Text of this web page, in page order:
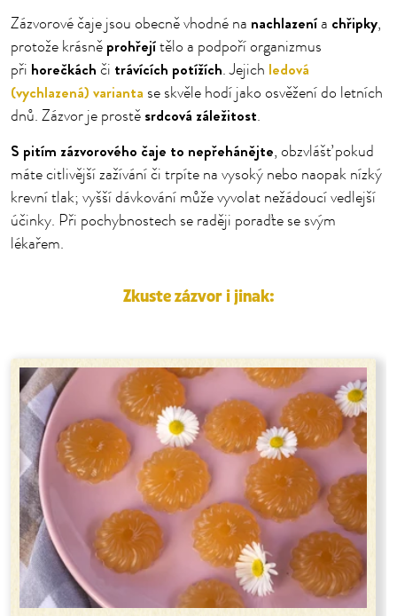
Zázvorové čaje jsou obecně vhodné na nachlazenía chřipky,
protože krásně prohřejítělo a podpoří organizmus
při horečkách či trávících potížích. Jejich ledová
(vychlazená) varianta se skvěle hodí jako osvěžení do letních
dnů. Zázvor je prostě srdcová záležitost.
S pitím zázvorového čaje to nepřehánějte, obzvlášť pokud
máte citlivější zažívání či trpíte na vysoký nebo naopak nízký
krevní tlak; vyšší dávkování může vyvolat nežádoucí vedlejší
účinky. Při pochybnostech se raději poraďte se svým
lékařem.
Zkuste zázvor i jinak: